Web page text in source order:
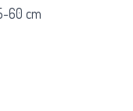
60 cm